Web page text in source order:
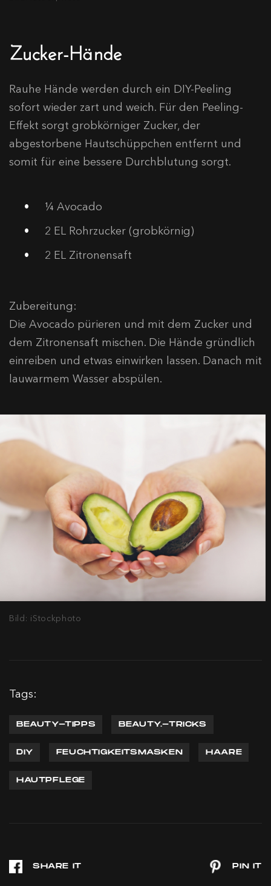
Zucker-Hände
Rauhe Hände werden durch ein DIY-Peeling
sofort wieder zart und weich. Für den Peeling-
Effekt sorgt grobkörniger Zucker, der
abgestorbene Hautschüppchen entfernt und
somit für eine bessere Durchblutung sorgt.
¼ Avocado
2 EL Rohrzucker (grobkörnig)
2 EL Zitronensaft
Zubereitung:
Die Avocado pürieren und mit dem Zucker und
dem Zitronensaft mischen. Die Hände gründlich
einreiben und etwas einwirken lassen. Danach mit
lauwarmem Wasser abspülen.
Bild: iStockphoto
Tags:
BEAUTY-TIPPS BEAUTY.-TRICKS
DIY FEUCHTIGKEITSMASKEN HAARE
HAUTPFLEGE